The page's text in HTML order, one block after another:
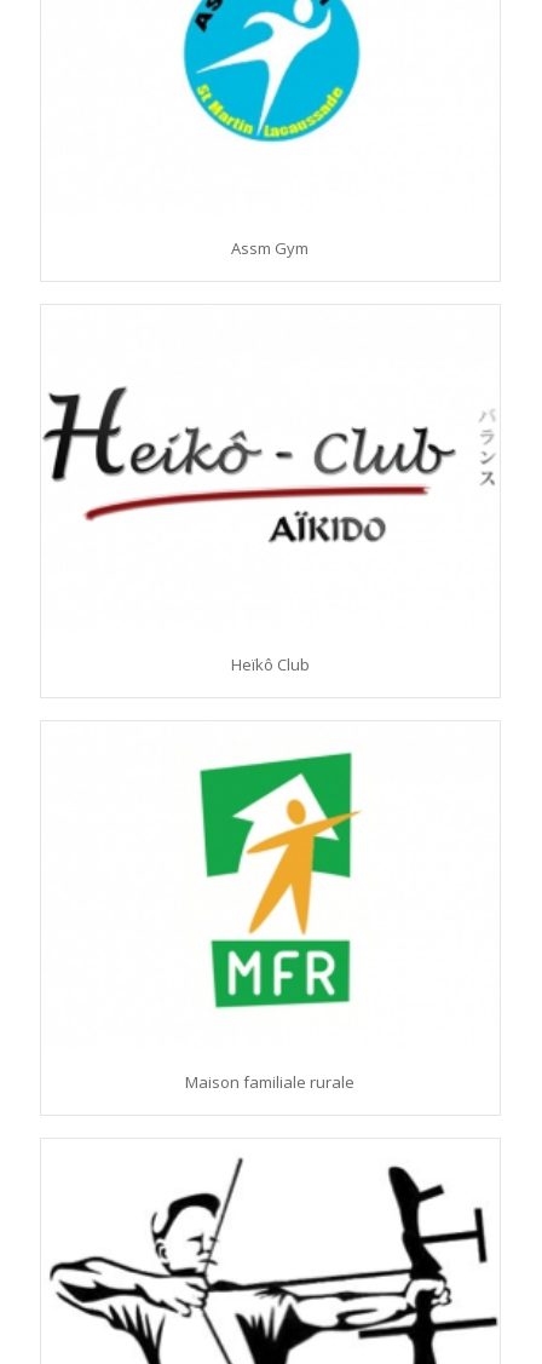
Assm Gym
Heïkô Club
Maison familiale rurale